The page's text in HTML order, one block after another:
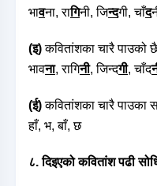
भावना, रागिनी, जिन्दगी, चाँद
(इ)कवितांशका चारै पाउको
भावना, रागिनी, जिन्दगी, चाँद
(ई)कवितांशका चारै पाउका
हाँ, भ, बाँ, छ
८. दिइएको कवितांश पढी